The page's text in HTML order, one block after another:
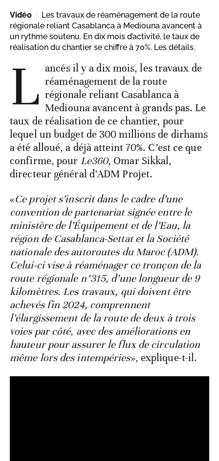
Vidéo
Les travaux de réaménagement de la route
régionale reliant Casablanca à Mediouna avancent à
un rythme soutenu. En dix mois d’activité, le taux de
réalisation du chantier se chiffre à 70%. Les détails.
L ancés il y a dix mois, les travaux de
réaménagement de la route
régionale reliant Casablanca à
Mediouna avancent à grands pas. Le
taux de réalisation de ce chantier, pour
lequel un budget de 300 millions de dirhams
a été alloué, a déjà atteint 70%. C’est ce que
confirme, pour Le360, Omar Sikkal,
directeur général d’ADM Projet.
«Ce projet s’inscrit dans le cadre d’une
convention de partenariat signée entre le
ministère de l’Équipement et de l’Eau, la
région de Casablanca-Settat et la Société
nationale des autoroutes du Maroc (ADM).
Celui-ci vise à réaménager ce tronçon de la
route régionale n°315, d’une longueur de 9
kilomètres. Les travaux, qui doivent être
achevés fin 2024, comprennent
l’élargissement de la route de deux à trois
voies par côté, avec des améliorations en
hauteur pour assurer le flux de circulation
même lors des intempéries», explique-t-il.